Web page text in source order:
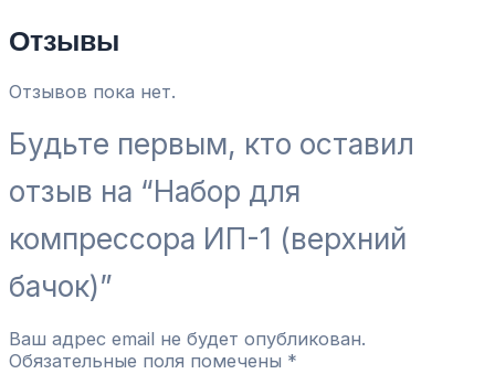
Отзывы
Отзывов пока нет.
Будьте первым, кто оставил
отзыв на “Набор для
компрессора ИП-1 (верхний
бачок)”
Ваш адрес email не будет опубликован.
Обязательные поля помечены *